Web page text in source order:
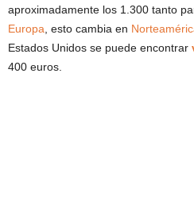
aproximadamente los 1.300 tanto
Europa , esto cambia en
Estados Unidos se puede encontrar
400 euros.